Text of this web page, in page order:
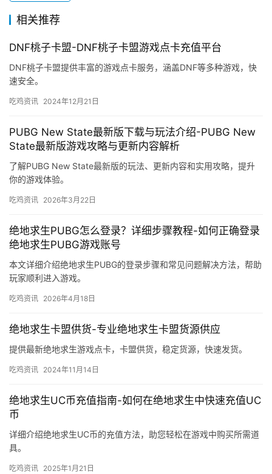
相关推荐
DNF桃子卡盟-DNF桃子卡盟游戏点卡充值平台
DNF桃子卡盟提供丰富的游戏点卡服务，涵盖DNF等多种游戏，快
速安全。
吃鸡资讯 2024年12月21日
PUBG New State最新版下载与玩法介绍-PUBG New
State最新版游戏攻略与更新内容解析
了解PUBG New State最新版的玩法、更新内容和实用攻略，提升
你的游戏体验。
吃鸡资讯 2026年3月22日
绝地求生PUBG怎么登录？详细步骤教程-如何正确登录
绝地求生PUBG游戏账号
本文详细介绍绝地求生PUBG的登录步骤和常见问题解决方法，帮助
玩家顺利进入游戏。
吃鸡资讯 2026年4月18日
绝地求生卡盟供货-专业绝地求生卡盟货源供应
提供最新绝地求生游戏点卡，卡盟供货，稳定货源，快速发货。
吃鸡资讯 2024年11月14日
绝地求生UC币充值指南-如何在绝地求生中快速充值UC
币
详细介绍绝地求生UC币的充值方法，助您轻松在游戏中购买所需道
具。
吃鸡资讯 2025年1月21日